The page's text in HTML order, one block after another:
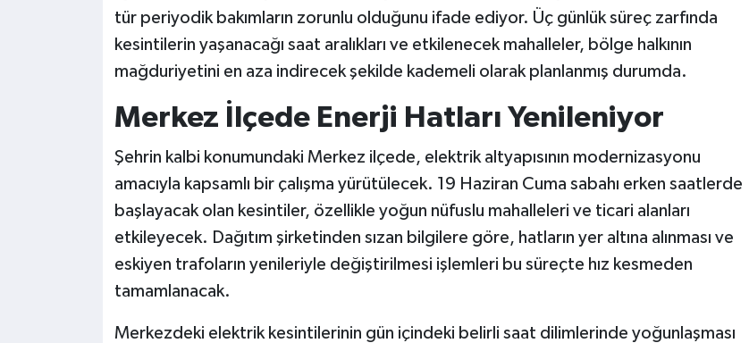
tür periyodik bakımların zorunlu olduğunu ifade ediyor. Üç günlük süreç zarfında
kesintilerin yaşanacağı saat aralıkları ve etkilenecek mahalleler, bölge halkının
mağduriyetini en aza indirecek şekilde kademeli olarak planlanmış durumda.
Merkez İlçede Enerji Hatları Yenileniyor
Şehrin kalbi konumundaki Merkez ilçede, elektrik altyapısının modernizasyonu
amacıyla kapsamlı bir çalışma yürütülecek. 19 Haziran Cuma sabahı erken saatlerde
başlayacak olan kesintiler, özellikle yoğun nüfuslu mahalleleri ve ticari alanları
etkileyecek. Dağıtım şirketinden sızan bilgilere göre, hatların yer altına alınması ve
eskiyen trafoların yenileriyle değiştirilmesi işlemleri bu süreçte hız kesmeden
tamamlanacak.
Merkezdeki elektrik kesintilerinin gün içindeki belirli saat dilimlerinde yoğunlaşması